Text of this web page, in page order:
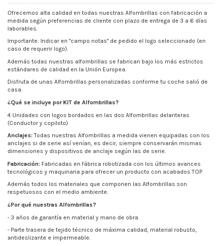
Ofrecemos alta calidad en todas nuestras Alfombrillas con fabricación a
medida según preferencias de cliente con plazo de entrega de 3 a 6 días
laborables.
Importante: Indicar en "campo notas" de pedido el logo seleccionado (en
caso de requerir logo).
Además todas nuestras alfombrillas se fabrican bajo los más estrictos
estándares de calidad en la Unión Europea.
Disfruta de unas Alfombrillas personalizadas conforme tu coche salió de
casa.
¿Qué se incluye por KIT de Alfombrillas?
4 Unidades con logos bordados en las dos Alfombrillas delanteras
(Conductor y copiloto)
Anclajes: Todas nuestras Alfombrillas a medida vienen equipadas con los
anclajes si de serie así venían, es decir, siempre conservarán mismas
dimensiones y dispositivos de anclaje según las de serie.
Fabricación: Fabricadas en fábrica robotizada con los últimos avances
tecnológicos y maquinaria para ofrecer un producto con acabados TOP.
Además todos los materiales que componen las Alfombrillas son
respetuosos con el medio ambiente.
¿Por qué nuestras Alfombrillas?
- 3 años de garantía en material y mano de obra.
- Parte trasera de tejido técnico de máxima calidad, material robusto,
antideslizante e impermeable.